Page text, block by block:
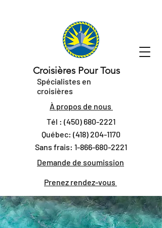
Croisières Pour Tous
Spécialistes en
croisières
À propos de nous
Tél : (450) 680-2221
Québec: (418) 204-1170
Sans frais: 1-866-680-2221
Demande de soumission
Prenez rendez-vous